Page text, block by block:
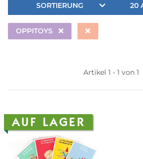
SORTIERUNG 20
OPPITOYS
Artikel 1 - 1 von 1
AUF LAGER